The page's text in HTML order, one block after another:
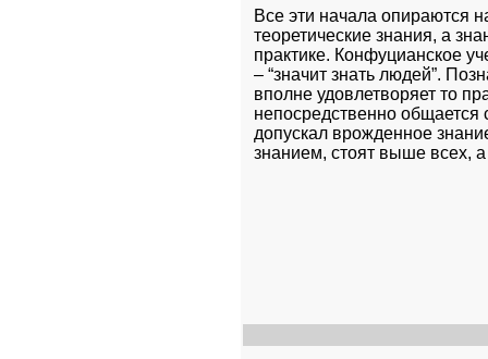
Все эти начала опираются
теоретические знания, а
практике. Конфуцианское
– “значит знать людей”.
вполне удовлетворяет то
непосредственно
допускал врожденное
знанием, стоят выше всех,